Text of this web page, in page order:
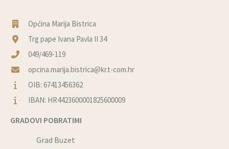
Općina Marija Bistrica
Trg pape Ivana Pavla II 34
049/469-119
opcina.marija.bistrica@kr.t-com.hr
OIB: 67413456362
IBAN: HR4423600001825600009
GRADOVI POBRATIMI
Grad Buzet